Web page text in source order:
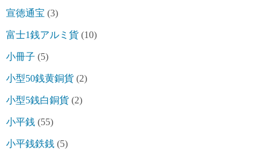
宣徳通宝 (3)
富士1銭アルミ貨 (10)
小冊子 (5)
小型50銭黄銅貨 (2)
小型5銭白銅貨 (2)
小平銭 (55)
小平銭鉄銭 (5)